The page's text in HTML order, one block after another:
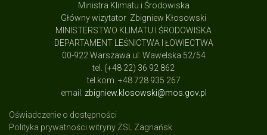
Ministra Klimatu i Środowiska
Główny wizytator Zbigniew Kłosowski
MINISTERSTWO KLIMATU I ŚRODOWISKA
DEPARTAMENT LEŚNICTWA I ŁOWIECTWA
00-922 Warszawa ul: Wawelska 52/54
tel. (+48 22) 36 92 862
tel.kom. +48 728 935 267
email: zbigniew.klosowski@mos.gov.pl
Oświadczenie o dostępności
Polityka prywatności witryny ZSL Zagnańsk